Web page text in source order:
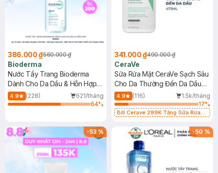
386.000 ₫560.000 ₫
Bioderma
Nước Tẩy Trang Bioderma
Dành Cho Da Dầu & Hỗn Hợp
500ml
4.9 (228)
621/tháng
64%
341.000 ₫490.000 ₫
CeraVe
Sữa Rửa Mặt CeraVe Sạch Sâu
Cho Da Thường Đến Da Dầu
473ml
4.9 (116)
1.5k/tháng
17%
Bill Cerave 299K Tặng Sữa Rửa
-53% -50 %